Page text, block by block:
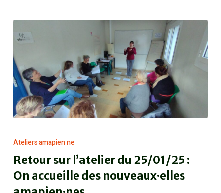
Ateliers amapien·ne
Retour sur l’atelier du 25/01/25 :
On accueille des nouveaux·elles